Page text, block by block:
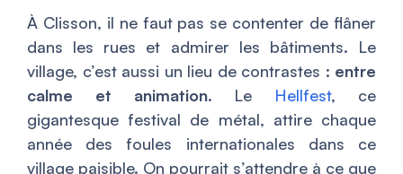
À Clisson, il ne faut pas se contenter de flâner
dans les rues et admirer les bâtiments. Le
village, c’est aussi un lieu de contrastes : entre
calme et animation. Le Hellfest, ce
gigantesque festival de métal, attire chaque
année des foules internationales dans ce
village paisible. On pourrait s’attendre à ce que